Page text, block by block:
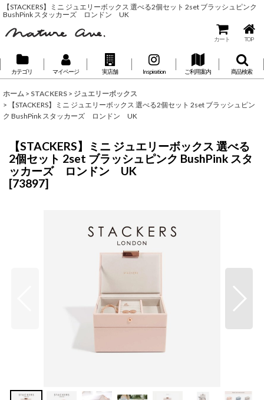
【STACKERS】ミニ ジュエリーボックス 選べる2個セット 2set ブラッシュピンク
BushPink スタッカーズ ロンドン UK
カート TOP
カテゴリ マイページ 実店舗 Inspiration ご利用案内 商品検索
ホーム > STACKERS > ジュエリーボックス
>
【STACKERS】ミニ ジュエリーボックス 選べる2個セット 2set ブラッシュピン
ク BushPink スタッカーズ ロンドン UK
【STACKERS】ミニ ジュエリーボックス 選べる
2個セット 2set ブラッシュピンク BushPink スタ
ッカーズ ロンドン UK
[73897]